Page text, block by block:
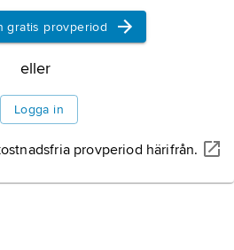
gratis provperiod
eller
Logga in
provperiod härifrån.